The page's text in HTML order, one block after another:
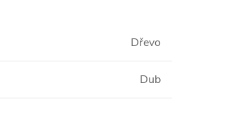
Dřevo
Dub